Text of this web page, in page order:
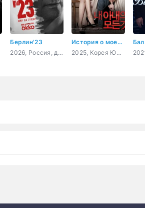
Берлин'23
2026, Россия, детектив
История о моей жене
2025, Корея Южная, мелодрама, комедия